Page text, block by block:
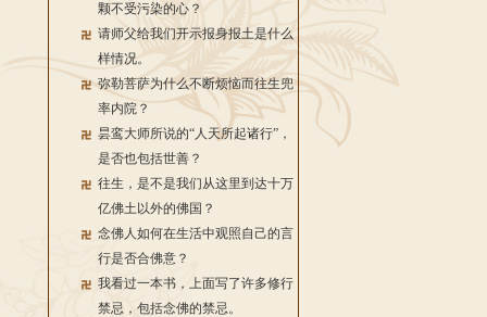
颗不受污染的心？
请师父给我们开示报身报土是什么
样情况。
弥勒菩萨为什么不断烦恼而往生兜
率内院？
昙鸾大师所说的“人天所起诸行”，
是否也包括世善？
往生，是不是我们从这里到达十万
亿佛土以外的佛国？
念佛人如何在生活中观照自己的言
行是否合佛意？
我看过一本书，上面写了许多修行
禁忌，包括念佛的禁忌。